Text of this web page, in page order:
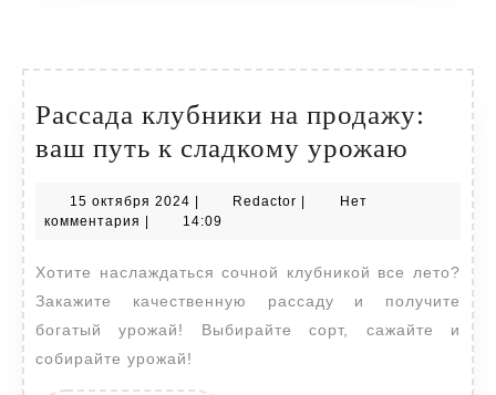
Рассада клубники на продажу:
ваш путь к сладкому урожаю
ваш
путь
к
15 октября 2024 15
октября
| Redactor Redactor
|
Нет
комментария | 14:09
Хотите наслаждаться сочной клубникой все лето?
Закажите качественную рассаду и получите
богатый урожай! Выбирайте сорт, сажайте и
собирайте урожай!